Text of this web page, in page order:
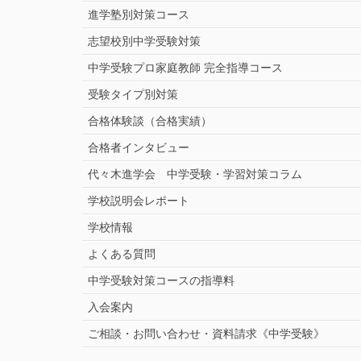
進学塾別対策コース
志望校別中学受験対策
中学受験プロ家庭教師 完全指導コース
受験タイプ別対策
合格体験談（合格実績）
合格者インタビュー
代々木進学会 中学受験・学習対策コラム
学校説明会レポート
学校情報
よくある質問
中学受験対策コースの指導料
入会案内
ご相談・お問い合わせ・資料請求《中学受験》